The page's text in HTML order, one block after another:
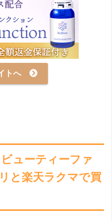
トへ
ューティーファ
と楽天ラクマで買